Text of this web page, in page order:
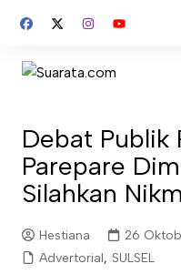
Debat Publik
Parepare
Silahkan
Hestiana
26
Advertorial, SULSEL